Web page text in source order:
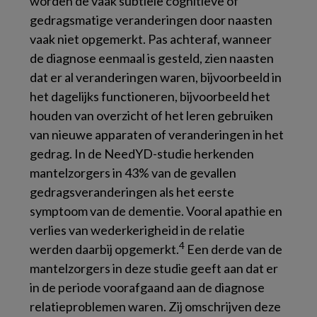
gedragsmatige veranderingen door naasten
vaak niet opgemerkt. Pas achteraf, wanneer
de diagnose eenmaal is gesteld, zien naasten
dat er al veranderingen waren, bijvoorbeeld in
het dagelijks functioneren, bijvoorbeeld het
houden van overzicht of het leren gebruiken
van nieuwe apparaten of veranderingen in het
gedrag. In de NeedYD-studie herkenden
mantelzorgers in 43% van de gevallen
gedragsveranderingen als het eerste
symptoom van de dementie. Vooral apathie en
verlies van wederkerigheid in de relatie
werden daarbij opgemerkt.4 Een derde van de
mantelzorgers in deze studie geeft aan dat er
in de periode voorafgaand aan de diagnose
relatieproblemen waren. Zij omschrijven deze